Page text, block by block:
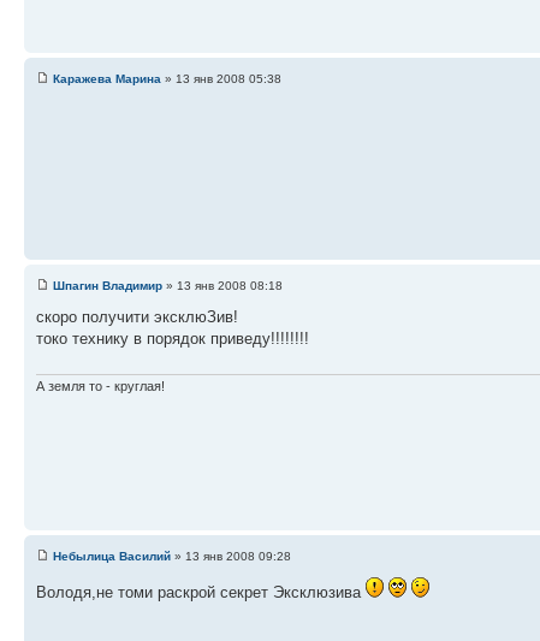
Каражева Марина » 13 янв 2008 05:38
Шпагин Владимир » 13 янв 2008 08:18
скоро получити эксклюЗив!
токо технику в порядок приведу!!!!!!!!
А земля то - круглая!
Небылица Василий » 13 янв 2008 09:28
Володя,не томи раскрой секрет Эксклюзива